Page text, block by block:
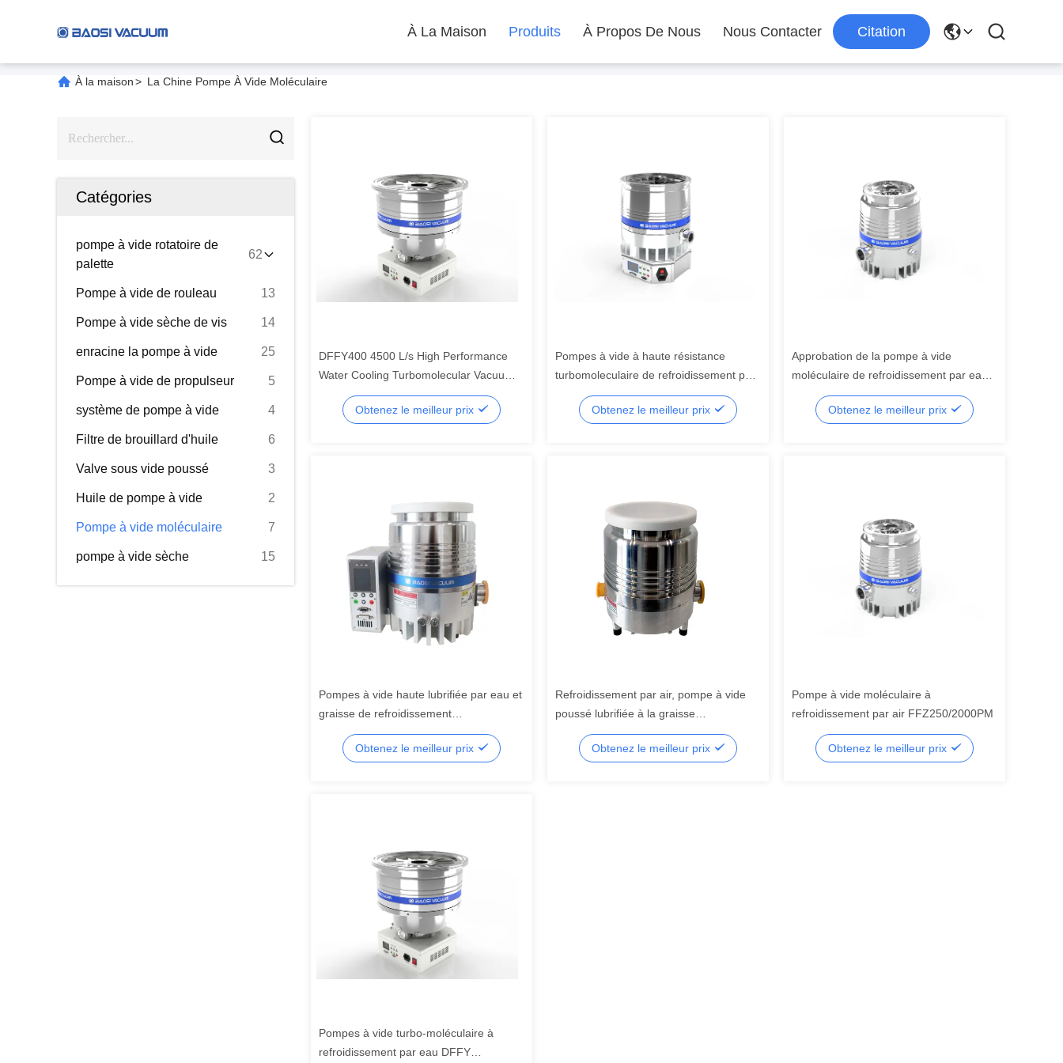
À La Maison Produits À Propos De Nous Nous Contacter Citation
À la maison> La Chine Pompe À Vide Moléculaire
Catégories
pompe à vide rotatoire de
palette
62
Pompe à vide de rouleau 13
Pompe à vide sèche de vis 14
enracine la pompe à vide 25
Pompe à vide de propulseur 5
système de pompe à vide 4
Filtre de brouillard d'huile 6
Valve sous vide poussé 3
Huile de pompe à vide 2
Pompe à vide moléculaire 7
pompe à vide sèche 15
DFFY400 4500 L/s High Performance
Water Cooling Turbomolecular Vacuum
Pump for Semiconductor
Obtenez le meilleur prix
Pompes à vide à haute résistance
turbomoleculaire de refroidissement par
eau DFFZ250/2000PM-W 2000 L/S pour
semi-conducteurs
Obtenez le meilleur prix
Approbation de la pompe à vide
moléculaire de refroidissement par eau
FFZ250/2000PM-W
Obtenez le meilleur prix
Pompes à vide haute lubrifiée par eau et
graisse de refroidissement
DFFZ160/700PM-W
Obtenez le meilleur prix
Refroidissement par air, pompe à vide
poussé lubrifiée à la graisse
FFZ160/700PM-A
Obtenez le meilleur prix
Pompe à vide moléculaire à
refroidissement par air FFZ250/2000PM
Obtenez le meilleur prix
Pompes à vide turbo-moléculaire à
refroidissement par eau DFFY